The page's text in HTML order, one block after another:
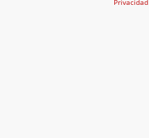
Privacidad